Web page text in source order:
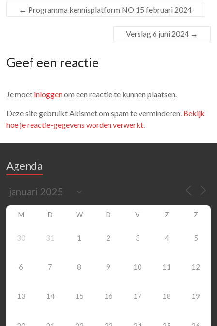
← Programma kennisplatform NO 15 februari 2024
Verslag 6 juni 2024 →
Geef een reactie
Je moet inloggenom een reactie te kunnen plaatsen.
Deze site gebruikt Akismet om spam te verminderen. Bekijk
hoe je reactie-gegevens worden verwerkt.
Agenda
M D W D V Z Z
30 31 1 2 3 4 5
6 7 8 9 10 11 12
13 14 15 16 17 18 19